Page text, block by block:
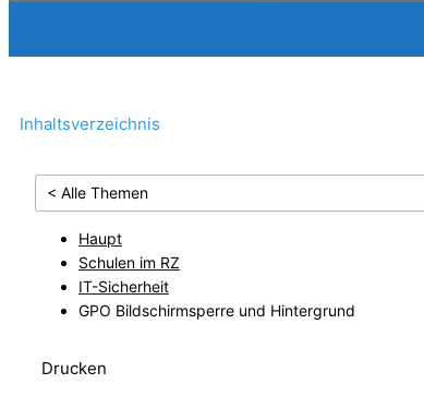
Inhaltsverzeichnis
< Alle Themen
Haupt
Schulen im RZ
IT-Sicherheit
GPO Bildschirmsperre und Hintergrund
Drucken